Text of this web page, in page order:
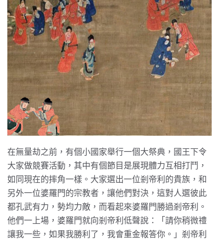
在無量劫之前，有個小國家舉行一個大祭典，國王下令
大家做競賽活動，其中有個節目是展現體力互相打鬥，
如同現在的摔角一樣。大家選出一位剎帝利的貴族，和
另外一位婆羅門的宗教者，讓他們對決，這對人選彼此
都孔武有力，勢均力敵，而看起來婆羅門勝過剎帝利。
他們一上場，婆羅門就向剎帝利低聲說：「請你稍微禮
讓我一些，如果我勝利了，我會重金報答你。」剎帝利